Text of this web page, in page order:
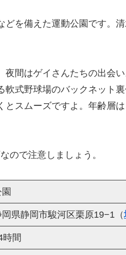
を備えた運動公園です。
間はゲイさんたちの出会
式野球場のバックネット
スムーズですよ。年齢層
ので注意しましょう。
岡県静岡市駿河区栗原19−1（
時間